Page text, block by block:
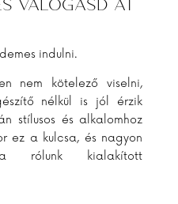
indulni.
nem kötelező viselni,
nélkül is jól érzik
stílusos és alkalomhoz
ez a kulcsa, és nagyon
rólunk kialakított